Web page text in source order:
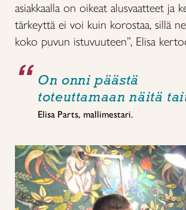
asiakkaalla on oikeat alusvaatteet ja
tärkeyttä ei voi kuin korostaa, sillä
koko puvun istuvuuteen”, Elisa
On onni päästä
toteuttamaan näitä
Elisa Parts, mallimestari.